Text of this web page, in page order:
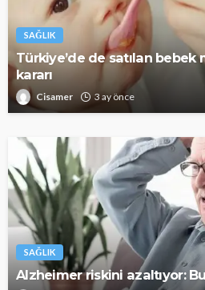
SAĞLIK
Türkiye’de de satılan bebek
kararı
Cisamer 3 ay önce
SAĞLIK
Alzheimer riskini azaltıyor: